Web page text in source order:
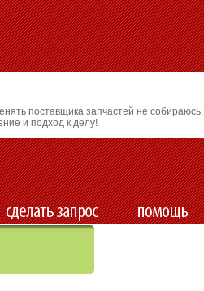
поставщика запчастей не собираюсь.
и подход к делу!